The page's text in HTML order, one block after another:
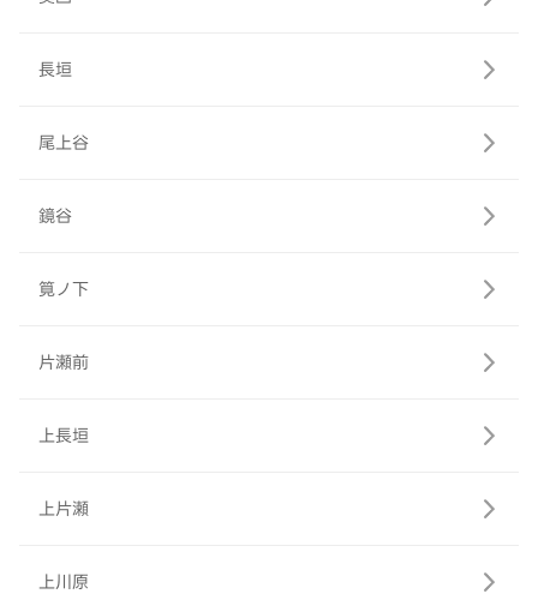
長垣
尾上谷
鏡谷
筧ノ下
片瀬前
上長垣
上片瀬
上川原